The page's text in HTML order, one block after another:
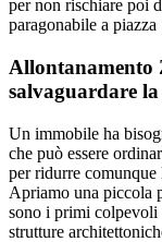
per non rischiare poi
paragonabile a piazza
Allontanamento
salvaguardare
Un immobile ha
che può essere
per ridurre comunque
Apriamo una piccola
sono i primi colpevoli
strutture